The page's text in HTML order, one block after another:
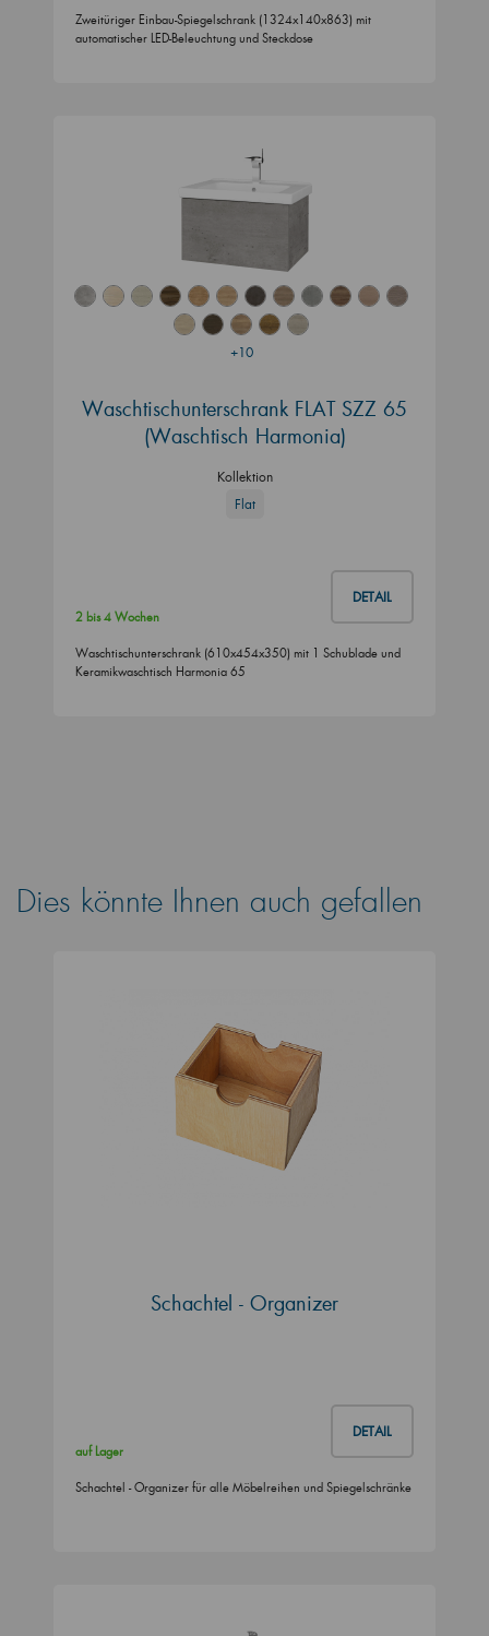
Zweitüriger Einbau-Spiegelschrank (1324x140x863) mit
automatischer LED-Beleuchtung und Steckdose
+10
Waschtischunterschrank FLAT SZZ 65
(Waschtisch Harmonia)
Kollektion
Flat
DETAIL
2 bis 4 Wochen
Waschtischunterschrank (610x454x350) mit 1 Schublade und
Keramikwaschtisch Harmonia 65
Dies könnte Ihnen auch gefallen
Schachtel - Organizer
DETAIL
auf Lager
Schachtel - Organizer für alle Möbelreihen und Spiegelschränke